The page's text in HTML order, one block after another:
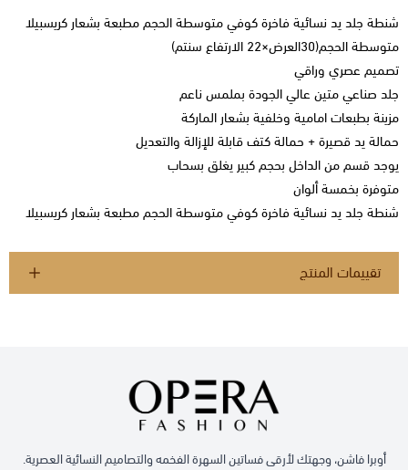
شنطة جلد يد نسائية فاخرة كوفي متوسطة الحجم مطبعة بشعار كريسبيلا
متوسطة الحجم(30العرض×22 الارتفاع سنتم)
تصميم عصري وراقي
جلد صناعي متين عالي الجودة بملمس ناعم
مزينة بطبعات امامية وخلفية بشعار الماركة
حمالة يد قصيرة + حمالة كتف قابلة للإزالة والتعديل
يوجد قسم من الداخل بحجم كبير يغلق بسحاب
متوفرة بخمسة ألوان
شنطة جلد يد نسائية فاخرة كوفي متوسطة الحجم مطبعة بشعار كريسبيلا
تقييمات المنتج
أوبرا فاشن، وجهتك لأرقى فساتين السهرة الفخمه والتصاميم النسائية العصرية.